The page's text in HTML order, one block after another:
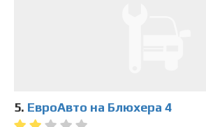
5. ЕвроАвто на Блюхера 4